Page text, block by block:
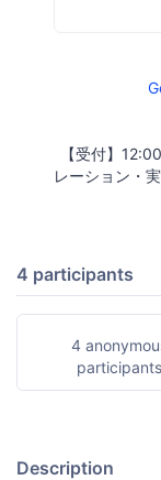
【受付】
レーション・
4 participants
4
participants
Description